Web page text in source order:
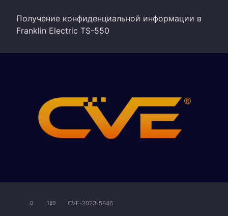
Получение конфиденциальной информации в
Franklin Electric TS-550
0 189 CVE-2023-5846